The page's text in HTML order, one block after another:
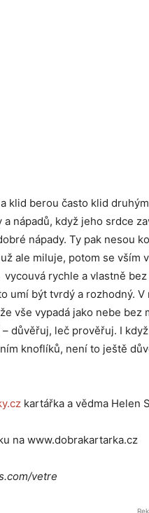
klid berou často klid
a nápadů, když jeho srdce
nápady. Ty pak nesou
ale miluje, potom se vším
vycouvá rychle a vlastně
umí být tvrdý a rozhodný.
vše vypadá jako nebe
– důvěřuj, leč prověřuj. I
knoflíků, není to ještě
kartářka a vědma Helen
na www.dobrakartarka.cz
vetre